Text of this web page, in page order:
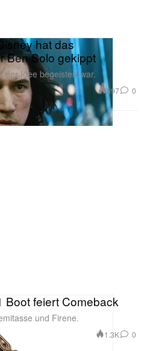
hat das
Ben Solo gekippt
der Idee begeistert war.
897 0
Boot feiert Comeback
und Firene.
1.3K 0